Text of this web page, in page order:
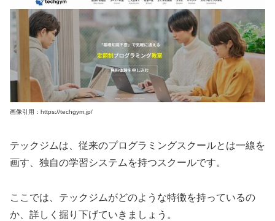
画像引用：https://techgym.jp/
テックジムは、従来のプログラミングスクールとは一線を
画す、独自の学習システムを持つスクールです。
ここでは、テックジムがどのような特徴を持っているの
か、詳しく掘り下げていきましょう。